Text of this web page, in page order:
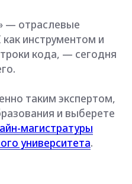
расскажем
и как